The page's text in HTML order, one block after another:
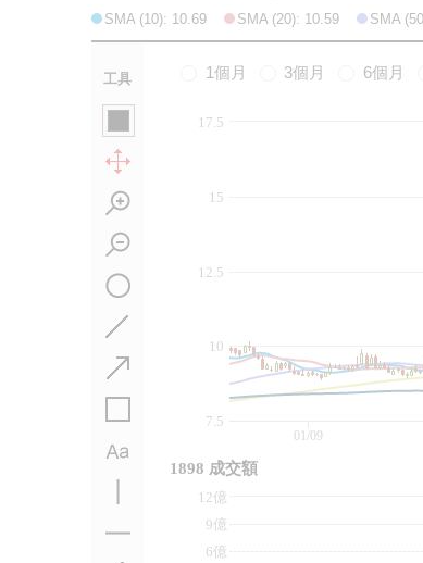
SMA (10): 10.69 SMA (20): 10.59 SMA
工具 1個月 3個月 6個月
7.5
10
12.5
15
17.5
6億
9億
12億
01/09
1898 成交額